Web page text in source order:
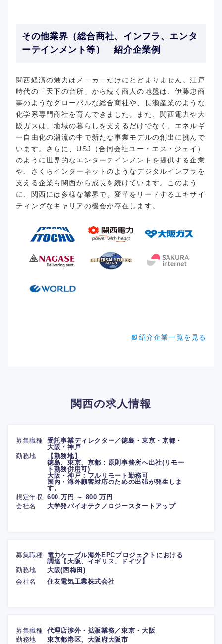
その他業界（総合商社、インフラ、エンタ
ーテインメント等） 紹介企業例
関西経済の魅力はメーカーだけにとどまりません。江戸
時代の「天下の台所」から続く商人の地盤は、伊藤忠商
事のようなグローバルな総合商社や、長瀬産業のような
化学系専門商社を育んできました。また、関西電力や大
阪ガスは、地域の暮らしを支えるだけでなく、エネルギ
ー自由化の潮流の中で新たな事業モデルの創出に挑んで
います。さらに、USJ（合同会社ユー・エス・ジェイ）
のように世界的なエンターテインメントを提供する企業
や、さくらインターネットのようなデジタルインフラを
支える企業も関西から成長を続けています。このよう
に、関西には多様な業界で、変革をリードするエキサイ
ティングなキャリアの機会が存在します。
紹介企業一覧を見る
関西の求人情報
募集職種 受託事業ディレクター／徳島・東京・京都・
大阪・神戸
勤務地
【勤務地】
徳島、東京、京都：原則事務所へ出社(リモー
ト勤務併用可)
大阪・神戸：フルリモート勤務可
国内・海外顧客対応のための出張が発生しま
す。
想定年収
600 万円 ～ 800 万円
会社名
大学発バイオテクノロジースタートアップ
募集職種
電力ケーブル海外EPCプロジェクトにおける
調達【大阪、イギリス、ドイツ】
勤務地
大阪(西梅田)
会社名
住友電気工業株式会社
募集職種 代理店渉外・拡販業務／東京・大阪
勤務地
東京都港区、大阪府大阪市